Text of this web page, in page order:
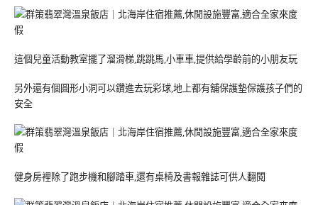
這個兒童活動教室擺了溜滑梯,跳跳馬,小車車,提供給學齡前的小朋友玩
另外還有個圓形小洞可以鑽進去玩彩球,地上都有舖保護墊保護孩子們的
安全
健身房裡除了跑步機和腳踏車,還有桌椅及書報雜誌可供人翻閱